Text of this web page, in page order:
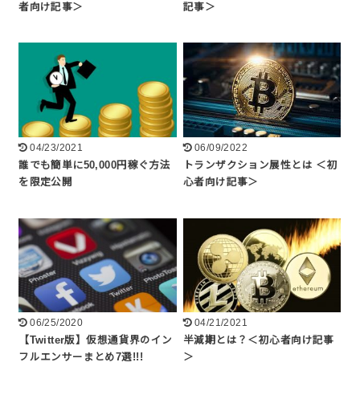
者向け記事＞
記事＞
04/23/2021
誰でも簡単に50,000円稼ぐ方法
を限定公開
06/09/2022
トランザクション展性とは ＜初
心者向け記事＞
06/25/2020
【Twitter版】仮想通貨界のイン
フルエンサーまとめ7選!!!
04/21/2021
半減期とは？＜初心者向け記事
＞